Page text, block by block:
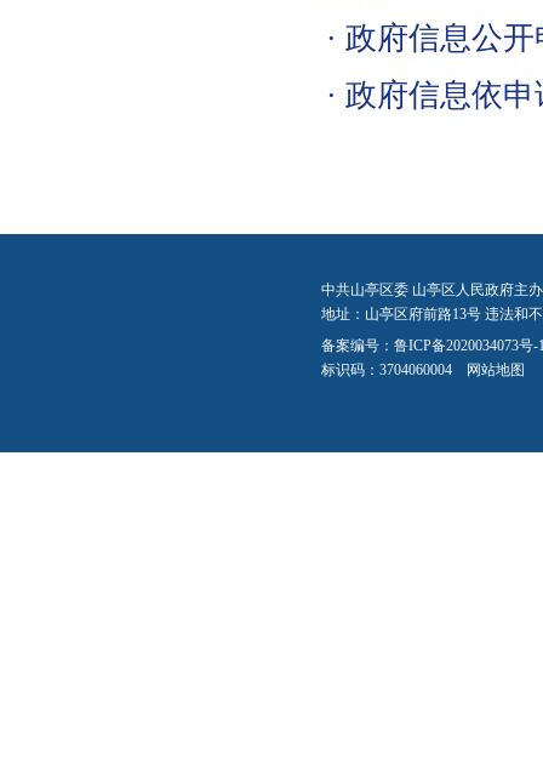
· 政府信息公开
· 政府信息依
中共山亭区委 山亭区人民政府主
地址：山亭区府前路13号 违法和
备案编号： 鲁ICP备2020034073号-
标识码：3704060004 网站地图